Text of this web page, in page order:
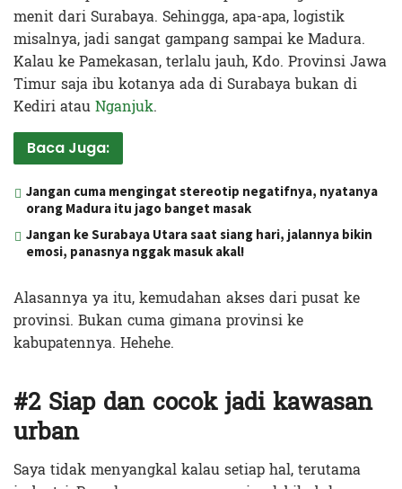
menit dari Surabaya. Sehingga, apa-apa, logistik
misalnya, jadi sangat gampang sampai ke Madura.
Kalau ke Pamekasan, terlalu jauh, Kdo. Provinsi Jawa
Timur saja ibu kotanya ada di Surabaya bukan di
Kediri atauNganjuk.
Baca Juga:
Jangan cuma mengingat stereotip negatifnya, nyatanya
orang Madura itu jago banget masak
Jangan ke Surabaya Utara saat siang hari, jalannya bikin
emosi, panasnya nggak masuk akal!
Alasannya ya itu, kemudahan akses dari pusat ke
provinsi. Bukan cuma gimana provinsi ke
kabupatennya. Hehehe.
#2 Siap dan cocok jadi kawasan
urban
Saya tidak menyangkal kalau setiap hal, terutama